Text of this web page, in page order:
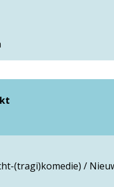
(tragi)komedie) /